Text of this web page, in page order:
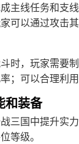
主线任务和支
可以通过攻击
时，玩家需要
；可以合理利
和装备
三国中提升实
等级。